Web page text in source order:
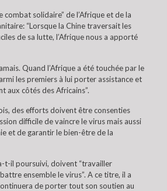
combat solidaire” de l’Afrique et de la
“Lorsque la Chine traversait les
de sa lutte, l’Afrique nous a apporté
Quand l’Afrique a été touchée par le
les premiers à lui porter assistance et
aux côtés des Africains”.
des efforts doivent être consenties
difficile de vaincre le virus mais aussi
et de garantir le bien-être de la
t-il poursuivi, doivent “travailler
ensemble le virus”. A ce titre, il a
de porter tout son soutien au